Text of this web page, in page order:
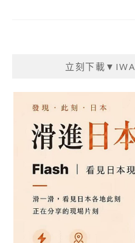
立刻下載